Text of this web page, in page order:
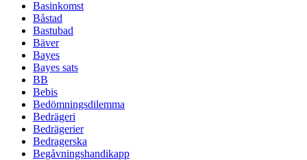
Basinkomst
Båstad
Bastubad
Bäver
Bayes
Bayes sats
BB
Bebis
Bedömningsdilemma
Bedrägeri
Bedrägerier
Bedragerska
Begåvningshandikapp